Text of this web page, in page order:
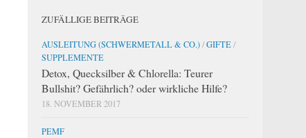
ZUFÄLLIGE BEITRÄGE
AUSLEITUNG (SCHWERMETALL & CO.)/GIFTE/
SUPPLEMENTE
Detox, Quecksilber & Chlorella: Teurer
Bullshit? Gefährlich? oder wirkliche Hilfe?
18. NOVEMBER 2017
PEMF